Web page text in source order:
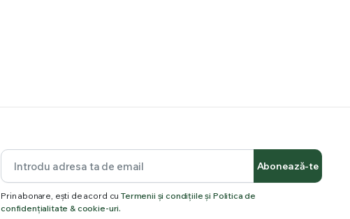
Abonează-te
Prin abonare, ești de acord cuTermenii și condițiile și Politica de
confidențialitate & cookie-uri.